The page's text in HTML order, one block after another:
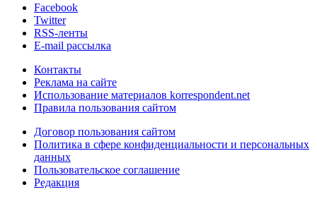
Facebook
Twitter
RSS-ленты
E-mail рассылка
Контакты
Реклама на сайте
Использование материалов korrespondent.net
Правила пользования сайтом
Договор пользования сайтом
Политика в сфере конфиденциальности и персональных
данных
Пользовательское соглашение
Редакция